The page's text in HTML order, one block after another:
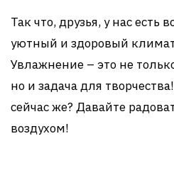
Так что, друзья, у нас есть
уютный и здоровый
Увлажнение – это не
но и задача для
сейчас же? Давайте
воздухом!